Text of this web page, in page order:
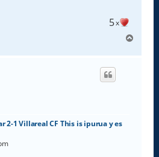
5x
r
2-1 Villareal CF This is ipurua y es